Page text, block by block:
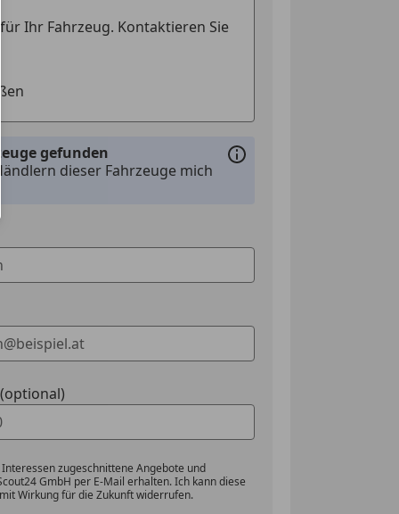
gefunden
dieser Fahrzeuge mich
zugeschnittene Angebote und
GmbH per E-Mail erhalten. Ich kann diese
Wirkung für die Zukunft widerrufen.